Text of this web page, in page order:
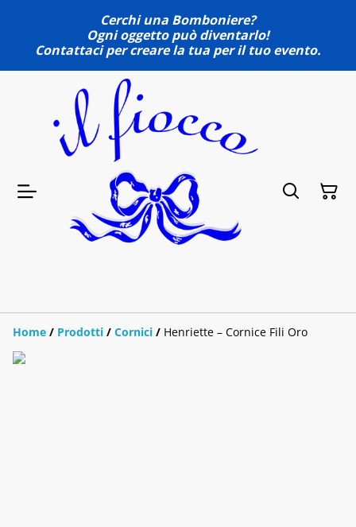
Cerchi una Bomboniere?
Ogni oggetto può diventarlo!
Contattaci per creare la tua per il tuo evento.
Home / Prodotti / Cornici / Henriette – Cornice Fili Oro